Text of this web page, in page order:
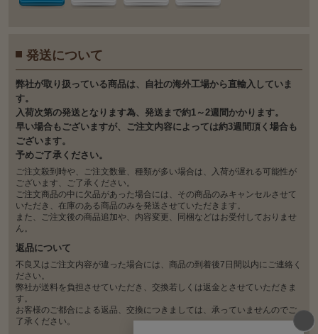
発送について
弊社が取り扱っている商品は、自社の海外工場から直輸入していま
す。
入荷次第の発送となります為、発送まで約1～2週間かかります。
早い場合もございますが、ご注文内容によっては約3週間頂く場合も
ございます。
予めご了承ください。
ご注文殺到時や、ご注文数量、種類が多い場合は、入荷が遅れる可能性が
ございます、ご了承ください。
ご注文商品の中に欠品があった場合には、その商品のみキャンセルさせて
いただき、在庫のある商品のみを発送させていただきます。
また、ご注文後の商品追加や、内容変更、同梱などはお受付しておりませ
ん。
返品について
不良又はご注文内容が違った場合には、商品の到着後7日間以内にご連絡く
ださい。
弊社が送料を負担させていただき、交換若しくは返金とさせていただきま
す。
お客様のご都合による返品、交換につきましては、承っていませんのでご
了承ください。